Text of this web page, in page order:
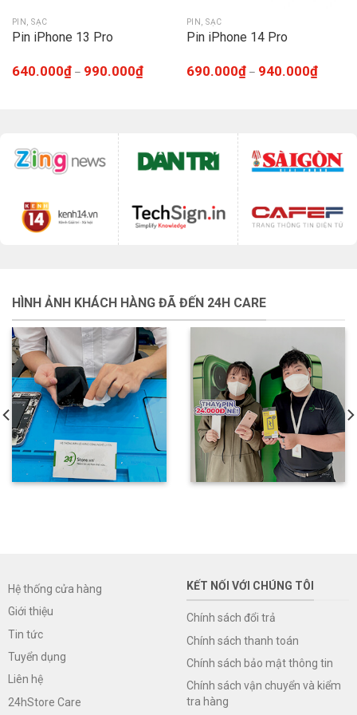
PIN, SẠC
Pin iPhone 13 Pro
640.000₫– 990.000₫
PIN, SẠC
Pin iPhone 14 Pro
690.000₫– 940.000₫
HÌNH ẢNH KHÁCH HÀNG ĐÃ ĐẾN 24H CARE
Hệ thống cửa hàng
Giới thiệu
Tin tức
Tuyển dụng
Liên hệ
24hStore Care
KẾT NỐI VỚI CHÚNG TÔI
Chính sách đổi trả
Chính sách thanh toán
Chính sách bảo mật thông tin
Chính sách vận chuyển và kiểm
tra hàng